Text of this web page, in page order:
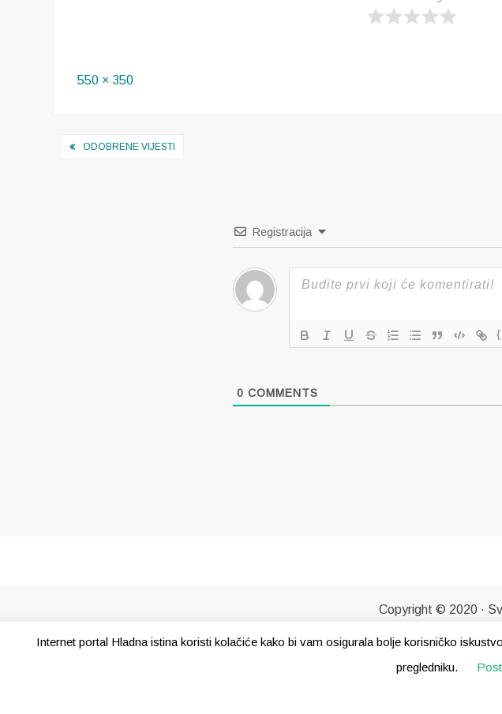
Full
550 × 350
Navigacija
ODOBRENE VIJESTI
Registracija
0 COMMENTS
Internet portal Hladna istina koristi kolačiće kako bi vam osigurala bolje korisničko
pregledniku.
Copyright © 2020 ·